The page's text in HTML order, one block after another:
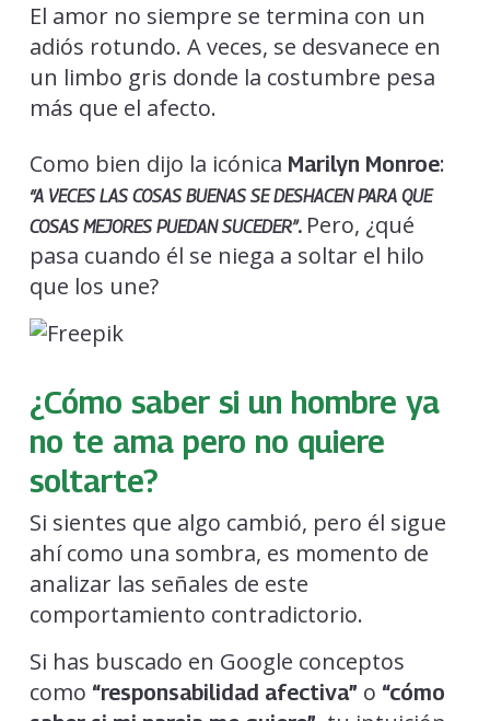
El amor no siempre se termina con un
adiós rotundo. A veces, se desvanece en
un limbo gris donde la costumbre pesa
más que el afecto.
Como bien dijo la icónica Marilyn Monroe:
“A VECES LAS COSAS BUENAS SE DESHACEN PARA QUE
COSAS MEJORES PUEDAN SUCEDER”. Pero, ¿qué
pasa cuando él se niega a soltar el hilo
que los une?
¿Cómo saber si un hombre ya
no te ama pero no quiere
soltarte?
Si sientes que algo cambió, pero él sigue
ahí como una sombra, es momento de
analizar las señales de este
comportamiento contradictorio.
Si has buscado en Google conceptos
como “responsabilidad afectiva” o “cómo